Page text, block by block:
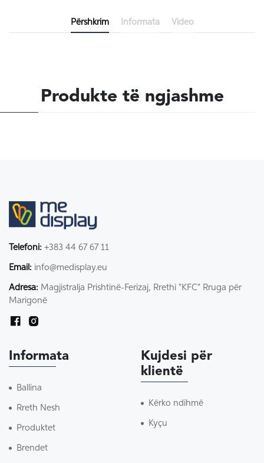
Përshkrim Informata Video
Produkte të ngjashme
Telefoni: +383 44 67 67 11
Email: info@medisplay.eu
Adresa: Magjistralja Prishtinë-Ferizaj, Rrethi "KFC" Rruga për
Marigonë
Informata
Ballina
Rreth Nesh
Produktet
Brendet
Kujdesi për
klientë
Kërko ndihmë
Kyçu